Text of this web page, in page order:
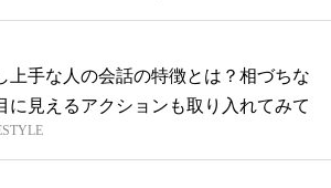
上手な人の会話の特徴とは？相づちな
に見えるアクションも取り入れてみて